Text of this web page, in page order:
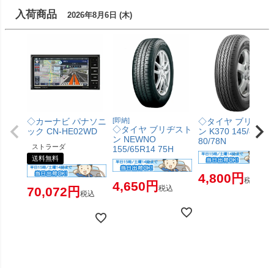
入荷商品 2026年8月6日 (木)
◇カーナビ パナソニ
ック CN-HE02WD
ストラーダ
送料無料
70,072 税込
[即納]
◇タイヤ ブリヂスト
ン NEWNO
155/65R14 75H
4,650 税込
◇タイヤ ブリヂス
ン K370 145/80R12
80/78N
4,800 税込